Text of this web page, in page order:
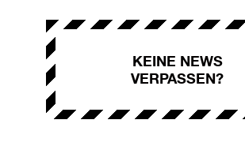
KEINE NEWS
VERPASSEN?